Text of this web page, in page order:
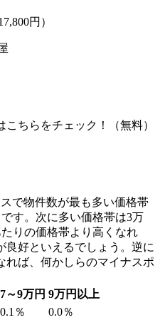
円）
ちらをチェック！（無料）
で物件数が最も多い価格帯
す。次に多い価格帯は3万
りの価格帯より高くなれ
良好といえるでしょう。逆に
れば、何かしらのマイナスポ
7～9万円 9万円以上
0.1％
0.0％